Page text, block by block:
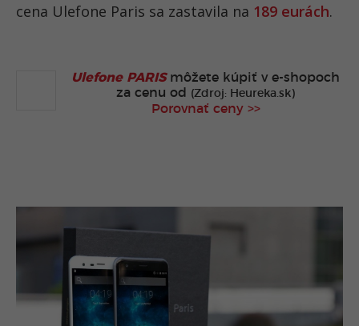
cena Ulefone Paris sa zastavila na 189 eurách.
Ulefone PARISmôžete kúpiť v e-shopoch
za cenu od
(Zdroj: Heureka.sk)
Porovnať ceny >>